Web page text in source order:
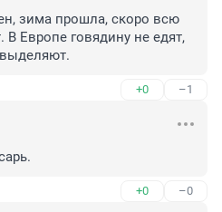
зима прошла, скоро всю
В Европе говядину не едят,
выделяют.
+0 –1
+0 –0